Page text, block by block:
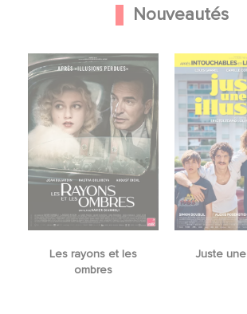
Nouveautés
Les rayons et les
ombres
Juste